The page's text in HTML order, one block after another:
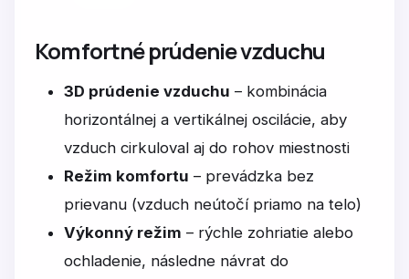
Komfortné prúdenie vzduchu
3D prúdenie vzduchu – kombinácia
horizontálnej a vertikálnej oscilácie, aby
vzduch cirkuloval aj do rohov miestnosti
Režim komfortu – prevádzka bez
prievanu (vzduch neútočí priamo na telo)
Výkonný režim – rýchle zohriatie alebo
ochladenie, následne návrat do